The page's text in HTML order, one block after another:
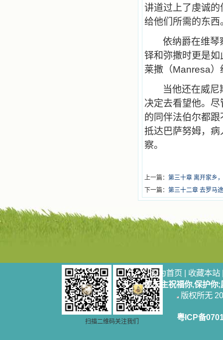
讲道过上了虔诚
给他们所需的东西
依纳爵在维琴
铎和弥撒时更是
莱撒（Manresa）
当他还在威
决定去看望他。
的同伴法伯尔都
抵达巴萨努姆，
察。
上一篇： 第三十章 离开家乡
下一篇： 第三十二章 去罗马
扫描二维码关注我们
设为首页 | 收藏本站
愿天主祝福你,保护你
版权所无
粤ICP备